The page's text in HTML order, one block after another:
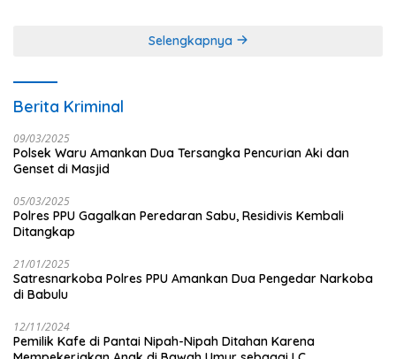
Selengkapnya
Berita Kriminal
09/03/2025
Polsek Waru Amankan Dua Tersangka Pencurian Aki dan
Genset di Masjid
05/03/2025
Polres PPU Gagalkan Peredaran Sabu, Residivis Kembali
Ditangkap
21/01/2025
Satresnarkoba Polres PPU Amankan Dua Pengedar Narkoba
di Babulu
12/11/2024
Pemilik Kafe di Pantai Nipah-Nipah Ditahan Karena